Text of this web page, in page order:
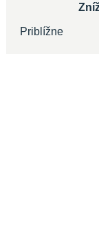
Priblížne